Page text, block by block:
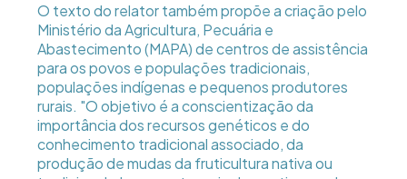
O texto do relator também propõe a criação pelo
Ministério da Agricultura, Pecuária e
Abastecimento (MAPA) de centros de assistência
para os povos e populações tradicionais,
populações indígenas e pequenos produtores
rurais. "O objetivo é a conscientização da
importância dos recursos genéticos e do
conhecimento tradicional associado, da
produção de mudas da fruticultura nativa ou